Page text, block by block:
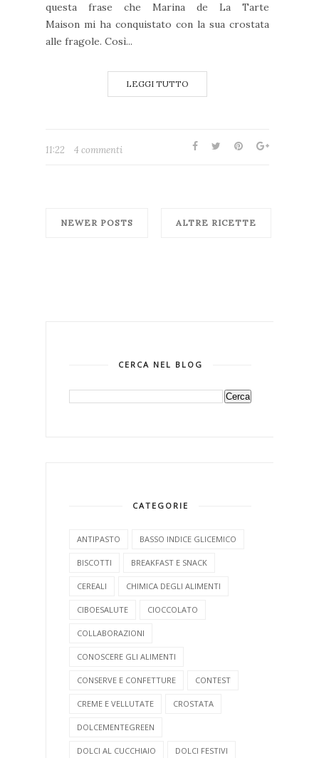
questa frase che Marina de La Tarte
Maison mi ha conquistato con la sua crostata
alle fragole. Così...
LEGGI TUTTO
11:22 4 commenti
NEWER POSTS ALTRE RICETTE
CERCA NEL BLOG
CATEGORIE
ANTIPASTO BASSO INDICE GLICEMICO
BISCOTTI BREAKFAST E SNACK
CEREALI CHIMICA DEGLI ALIMENTI
CIBOESALUTE CIOCCOLATO
COLLABORAZIONI
CONOSCERE GLI ALIMENTI
CONSERVE E CONFETTURE CONTEST
CREME E VELLUTATE CROSTATA
DOLCEMENTEGREEN
DOLCI AL CUCCHIAIO DOLCI FESTIVI